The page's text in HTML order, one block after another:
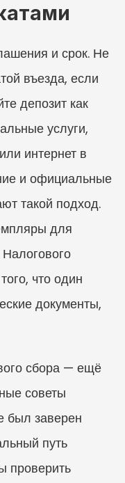
и срок. Не
въезда, если
депозит как
услуги,
интернет в
и официальные
такой подход.
для
что один
документы,
сбора — ещё
советы
был заверен
путь
проверить